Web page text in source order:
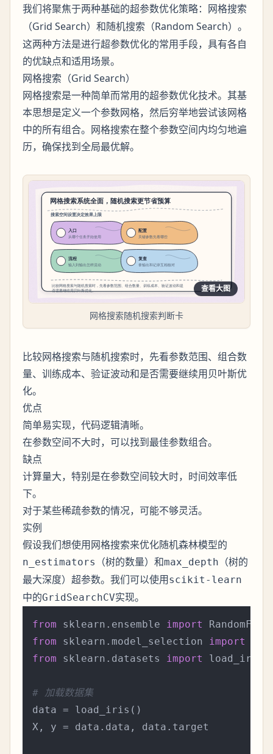
我们将聚焦于两种基础的超参数优化策略：
网格搜索
（Grid Search）和随机搜索
（Random Search）。
这两种方法是进行超参数优化的常用手段，具有各自
的优缺点和适用场景。
网格搜索（Grid Search）
网格搜索是一种简单而常用的超参数优化技术。其基
本思想是定义一个参数网格，然后穷举地尝试该网格
中的所有组合。网格搜索在整个参数空间内均匀地遍
历，确保找到全局最优解。
查看大图
网格搜索随机搜索判断卡
比较网格搜索与随机搜索时，先看参数范围、组合数
量、训练成本、验证波动和是否需要继续用贝叶斯优
化。
优点
简单易实现，代码逻辑清晰。
在参数空间不大时，可以找到最佳参数组合。
缺点
计算量大，特别是在参数空间较大时，时间效率低
下。
对于某些稀疏参数的情况，可能不够灵活。
实例
假设我们想使用网格搜索来优化随机森林模型的
n_estimators （树的数量）和max_depth
（树的
最大深度）超参数。我们可以使用scikit-learn
中的GridSearchCV实现。
from sklearn.ensemble
import
from sklearn.model_selection
import
from sklearn.datasets import load_iris
# 加载数据集
data = load_iris()
X, y = data.data, data.target